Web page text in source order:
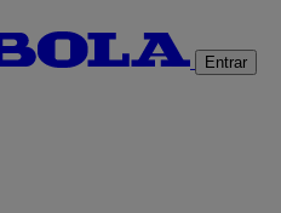
Entrar